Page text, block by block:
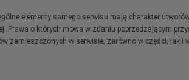
elementy samego serwisu mają charakter
Prawa o których mowa w zdaniu poprzedzającym
zamieszczonych w serwisie, zarówno w części, jak i